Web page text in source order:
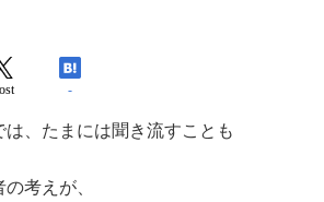
-
は、たまには聞き流すことも
考えが、